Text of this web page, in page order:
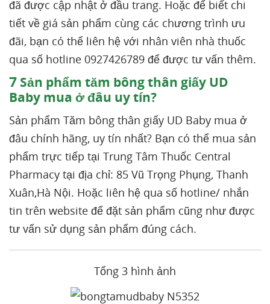
đã được cập nhật ở đầu trang. Hoặc để biết chi
tiết về giá sản phẩm cùng các chương trình ưu
đãi, bạn có thể liên hệ với nhân viên nhà thuốc
qua số hotline 0927426789 để được tư vấn thêm.
7 Sản phẩm tăm bông thân giấy UD
Baby mua ở đâu uy tín?
Sản phẩm Tăm bông thân giấy UD Baby mua ở
đâu chính hãng, uy tín nhất? Bạn có thể mua sản
phẩm trực tiếp tại Trung Tâm Thuốc Central
Pharmacy tại địa chỉ: 85 Vũ Trọng Phụng, Thanh
Xuân,Hà Nội. Hoặc liên hệ qua số hotline/ nhắn
tin trên website để đặt sản phẩm cũng như được
tư vấn sử dụng sản phẩm đúng cách.
Tổng 3 hình ảnh